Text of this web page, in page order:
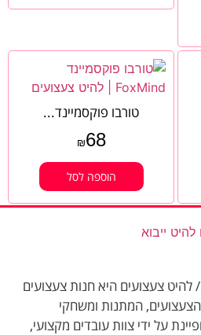
טורבו פוקסמיינד...
₪68
הוספה לסל
/ להיט צעצועים היא חנות צעצועים
המתנות ומשחקי
משנת 2002 ומאופיינת על ידי צוות עובדים מקצועי,